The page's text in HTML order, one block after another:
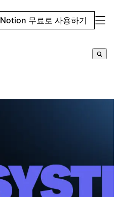
Notion 무료로 사용하기